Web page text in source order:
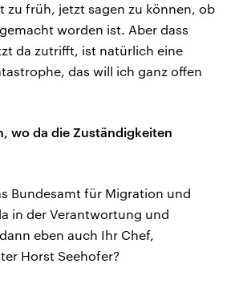
zu früh, jetzt sagen zu können, ob
worden ist. Aber dass
da zutrifft, ist natürlich eine
das will ich ganz offen
wo da die Zuständigkeiten
Bundesamt für Migration und
in der Verantwortung und
eben auch Ihr Chef,
Horst Seehofer?